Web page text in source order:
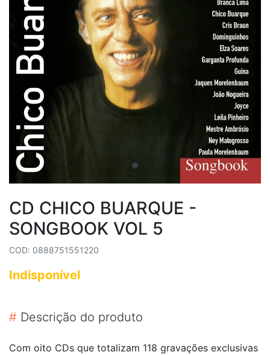
CD CHICO BUARQUE -
SONGBOOK VOL 5
COD: 0888751551220
Indisponível
# Descrição do produto
Com oito CDs que totalizam 118 gravações exclusivas